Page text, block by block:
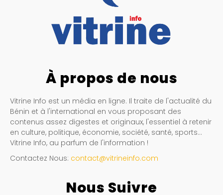
À propos de nous
Vitrine Info est un média en ligne. Il traite de l'actualité du
Bénin et à l'international en vous proposant des
contenus assez digestes et originaux, l'essentiel à retenir
en culture, politique, économie, société, santé, sports…
Vitrine Info, au parfum de l'information !
Contactez Nous: contact@vitrineinfo.com
Nous Suivre